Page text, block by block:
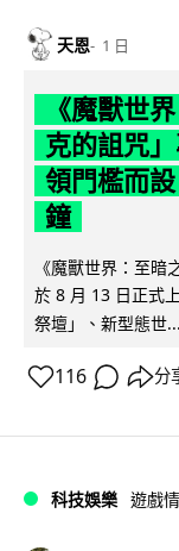
天恩 1 日
《魔獸世
克的詛咒
領門檻而
鐘
《魔獸世界：至
於 8 月 13 日正式
祭壇」、新型態世...
116 分
科技娛樂 遊戲